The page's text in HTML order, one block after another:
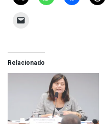
Relacionado